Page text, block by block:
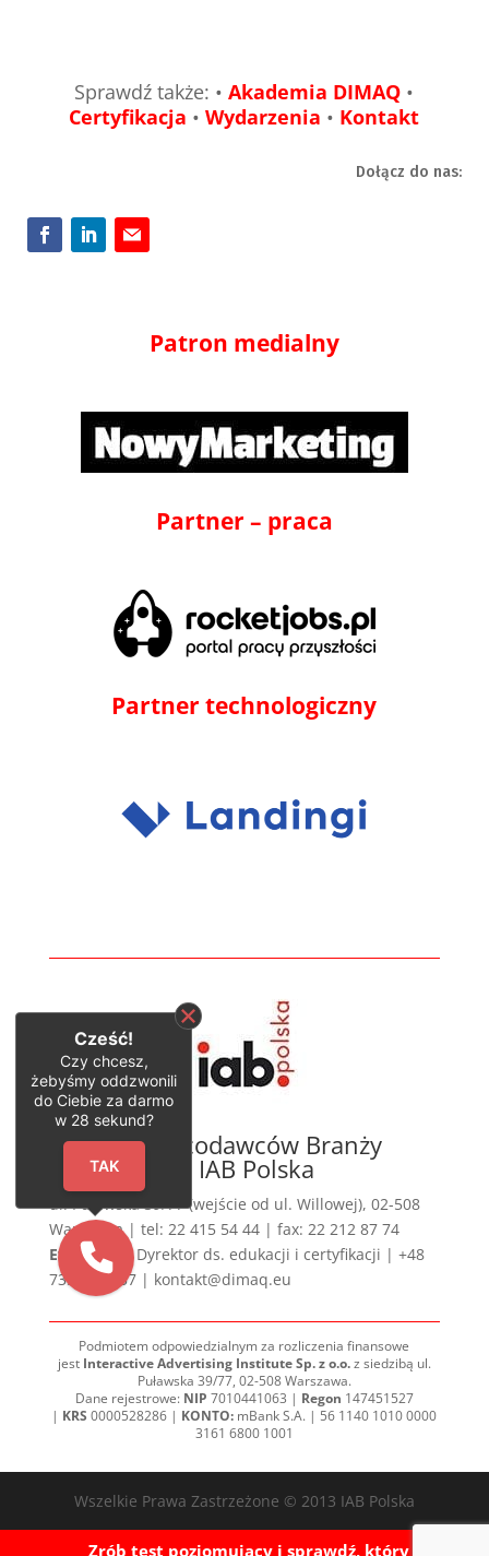
Sprawdź także: •Akademia DIMAQ •
Certyfikacja •Wydarzenia • Kontakt
Dołącz do nas:
Patron medialny
Partner – praca
Partner technologiczny
Związek Pracodawców Branży
Internetowej IAB Polska
ul. Puławska 39/77 (wejście od ul. Willowej), 02-508
Warszawa | tel: 22 415 54 44 | fax: 22 212 87 74
Ewa OpachDyrektor ds. edukacji i certyfikacji | +48
735 911 657 | kontakt@dimaq.eu
Podmiotem odpowiedzialnym za rozliczenia finansowe
jest Interactive Advertising Institute Sp. z o.o.z siedzibą ul.
Puławska 39/77, 02-508 Warszawa.
Dane rejestrowe: NIP 7010441063 | Regon 147451527
| KRS0000528286 | KONTO: mBank S.A. | 56 1140 1010 0000
3161 6800 1001
Wszelkie Prawa Zastrzeżone © 2013 IAB Polska
Zrób test poziomujący i sprawdź, który
Cześć!
Czy chcesz,
żebyśmy oddzwonili
do Ciebie za darmo
w 28 sekund?
TAK